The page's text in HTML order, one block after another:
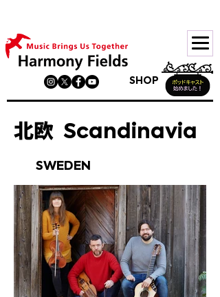
SHOP
北欧 Scandinavia
SWEDEN